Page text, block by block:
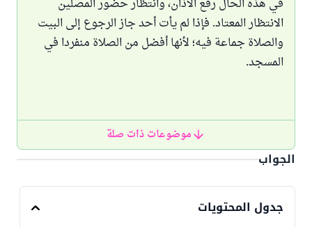
في هذه الحال رفع الأذان، وانتظار حضور المصلين
الانتظار المعتاد. فإذا لم يأت أحد جاز الرجوع إلى البيت
والصلاة جماعة فيه؛ لأنها أفضل من الصلاة منفردا في
المسجد.
موضوعات ذات صلة
الجواب
جدول المحتويات